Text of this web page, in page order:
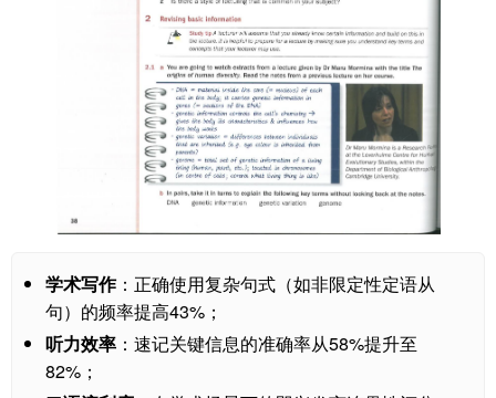
学术写作：正确使用复杂句式（如非限定性定语从
句）的频率提高43%；
听力效率 ：速记关键信息的准确率从58%提升至
82%；